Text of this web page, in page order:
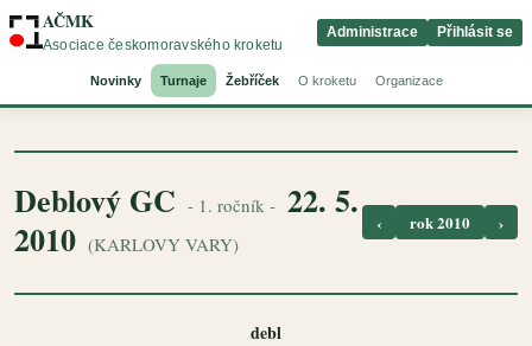
AČMK
Asociace českomoravského kroketu
Novinky Turnaje Žebříček O kroketu Organizace
Administrace Přihlásit se
Deblový GC - 1. ročník - 22. 5.
2010 (KARLOVY VARY)
‹ rok 2010 ›
debl